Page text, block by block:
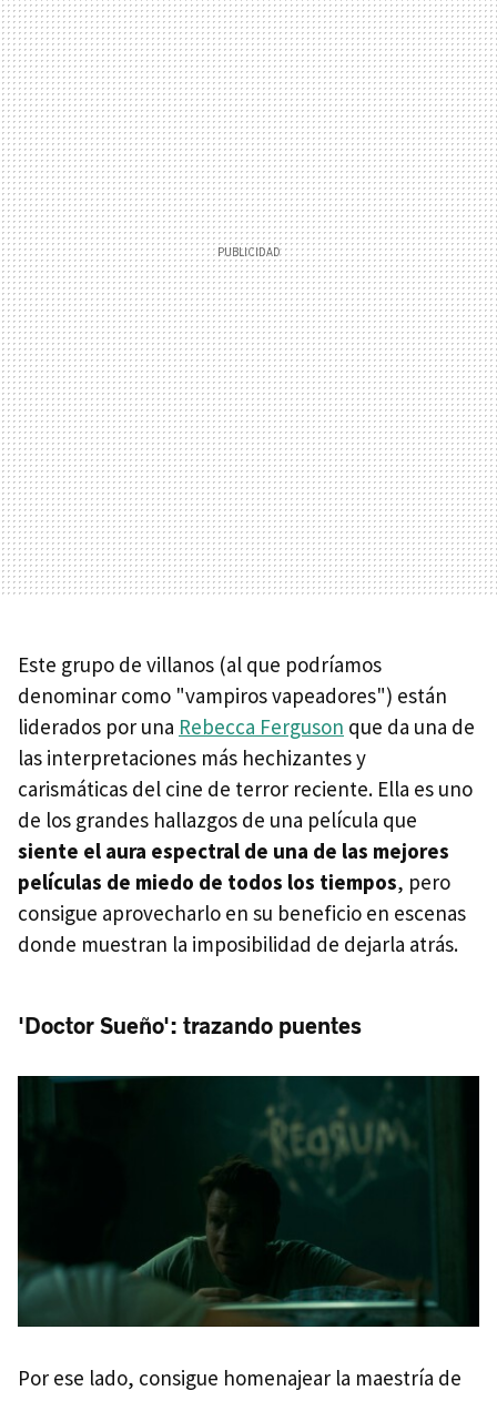
Este grupo de villanos (al que podríamos
denominar como "vampiros vapeadores") están
liderados por una Rebecca Ferguson que da una de
las interpretaciones más hechizantes y
carismáticas del cine de terror reciente. Ella es uno
de los grandes hallazgos de una película que
siente el aura espectral de una de las mejores
películas de miedo de todos los tiempos, pero
consigue aprovecharlo en su beneficio en escenas
donde muestran la imposibilidad de dejarla atrás.
'Doctor Sueño': trazando puentes
Por ese lado, consigue homenajear la maestría de